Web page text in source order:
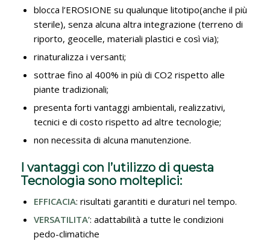
blocca l’EROSIONE su qualunque litotipo(anche il più
sterile), senza alcuna altra integrazione (terreno di
riporto, geocelle, materiali plastici e così via);
rinaturalizza i versanti;
sottrae fino al 400% in più di CO2 rispetto alle
piante tradizionali;
presenta forti vantaggi ambientali, realizzativi,
tecnici e di costo rispetto ad altre tecnologie;
non necessita di alcuna manutenzione.
I vantaggi con l’utilizzo di questa
Tecnologia sono molteplici:
EFFICACIA: risultati garantiti e duraturi nel tempo.
VERSATILITA’: adattabilità a tutte le condizioni
pedo-climatiche